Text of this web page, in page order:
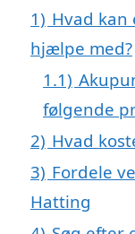
1) Hvad
hjælpe med?
1.1)
følgende
2) Hvad
3) Fordele
Hatting